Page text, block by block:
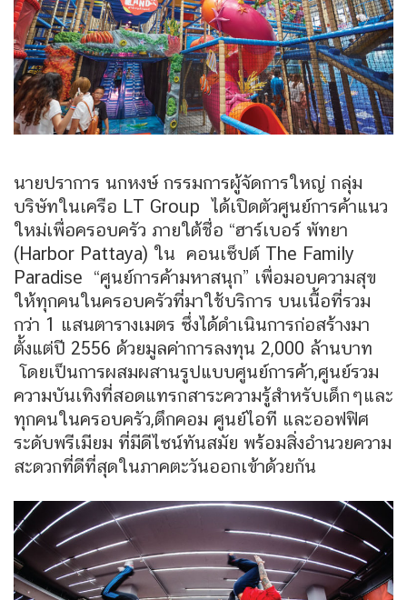
นายปราการ นกหงษ์ กรรมการผู้จัดการใหญ่ กลุ่ม
บริษัทในเครือ LT Group ได้เปิดตัวศูนย์การค้าแนว
ใหม่เพื่อครอบครัว ภายใต้ชื่อ “ฮาร์เบอร์ พัทยา
(Harbor Pattaya) ใน คอนเซ็ปต์ The Family
Paradise “ศูนย์การค้ามหาสนุก” เพื่อมอบความสุข
ให้ทุกคนในครอบครัวที่มาใช้บริการ บนเนื้อที่รวม
กว่า 1 แสนตารางเมตร ซึ่งได้ดำเนินการก่อสร้างมา
ตั้งแต่ปี 2556 ด้วยมูลค่าการลงทุน 2,000 ล้านบาท
โดยเป็นการผสมผสานรูปแบบศูนย์การค้า,ศูนย์รวม
ความบันเทิงที่สอดแทรกสาระความรู้สำหรับเด็กๆและ
ทุกคนในครอบครัว,ตึกคอม ศูนย์ไอที และออฟฟิศ
ระดับพรีเมียม ที่มีดีไซน์ทันสมัย พร้อมสิ่งอำนวยความ
สะดวกที่ดีที่สุดในภาคตะวันออกเข้าด้วยกัน